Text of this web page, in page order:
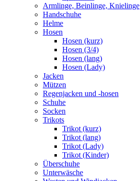
Armlinge, Beinlinge, Knielinge
Handschuhe
Helme
Hosen
Hosen (kurz)
Hosen (3/4)
Hosen (lang)
Hosen (Lady)
Jacken
Mützen
Regenjacken und -hosen
Schuhe
Socken
Trikots
Trikot (kurz)
Trikot (lang)
Trikot (Lady)
Trikot (Kinder)
Überschuhe
Unterwäsche